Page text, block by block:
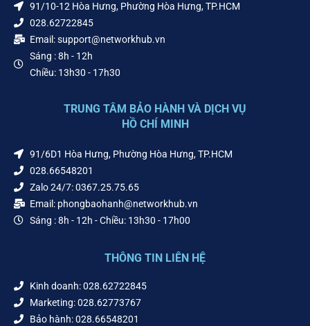
91/10-12 Hòa Hưng, Phường Hòa Hưng, TP.HCM
028.62722845
Email: support@networkhub.vn
Sáng : 8h - 12h
Chiều: 13h30 - 17h30
TRUNG TÂM BẢO HÀNH VÀ DỊCH VỤ
HỒ CHÍ MINH
91/6D1 Hòa Hưng, Phường Hòa Hưng, TP.HCM
028.66548201
Zalo 24/7: 0367.25.75.65
Email: phongbaohanh@networkhub.vn
Sáng : 8h - 12h - Chiều: 13h30 - 17h00
THÔNG TIN LIÊN HỆ
Kinh doanh: 028.62722845
Marketing: 028.62773767
Bảo hành: 028.66548201